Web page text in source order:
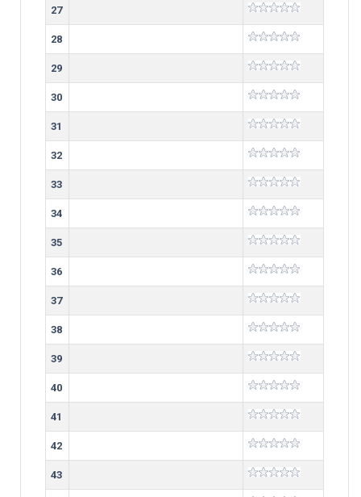
27
28
29
30
31
32
33
34
35
36
37
38
39
40
41
42
43